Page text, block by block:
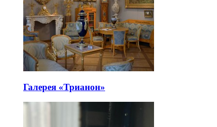
Галерея «Трианон»